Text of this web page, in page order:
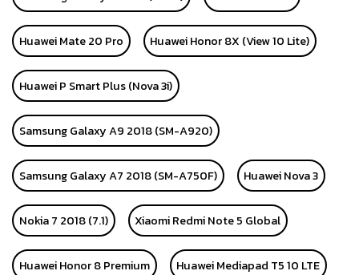
Huawei Mate 20 Pro Huawei Honor 8X (View 10 Lite)
Huawei P Smart Plus (Nova 3i)
Samsung Galaxy A9 2018 (SM-A920)
Samsung Galaxy A7 2018 (SM-A750F) Huawei Nova 3
Nokia 7 2018 (7.1) Xiaomi Redmi Note 5 Global
Huawei Honor 8 Premium Huawei Mediapad T5 10 LTE